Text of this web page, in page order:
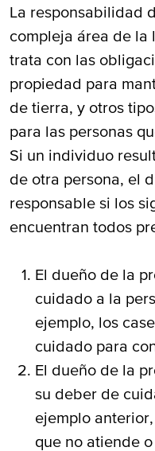
La responsabilidad
compleja área de la
trata con las
propiedad para
de tierra, y otros
para las personas
Si un individuo
de otra persona, el
responsable si los
encuentran todos
El dueño de la
cuidado a la
ejemplo, los
cuidado para
El dueño de la
su deber de
ejemplo
que no atiende